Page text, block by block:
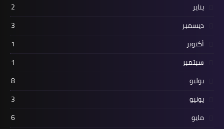
يناير
2
ديسمبر
3
أكتوبر
1
سبتمبر
1
يوليو
8
يونيو
3
مايو
6